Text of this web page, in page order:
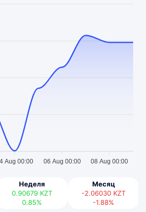
Aug 00:00 06 Aug 00:00 08 Aug 00:00
Неделя
0.90679 KZT
0.85%
Месяц
-2.06030 KZT
-1.88%